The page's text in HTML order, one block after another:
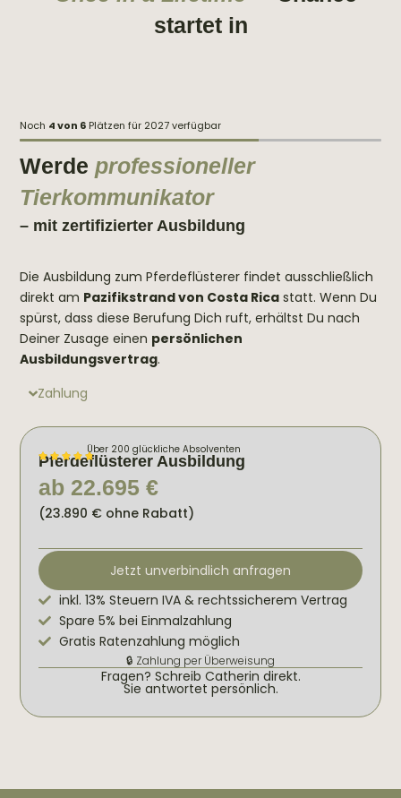
startet in
Noch 4 von 6 Plätzen für 2027 verfügbar
Werdeprofessioneller
Tierkommunikator
– mit zertifizierter Ausbildung
Die Ausbildung zum Pferdeflüsterer findet ausschließlich
direkt am Pazifikstrand von Costa Rica statt.Wenn Du
spürst, dass diese Berufung Dich ruft, erhältst Du nach
Deiner Zusage einen persönlichen
Ausbildungsvertrag.
Zahlung
Über 200 glückliche Absolventen
Pferdeflüsterer Ausbildung
ab 22.695 €
(23.890 € ohne Rabatt)
Jetzt unverbindlich anfragen
inkl. 13% Steuern IVA & rechtssicherem Vertrag
Spare 5% bei Einmalzahlung
Gratis Ratenzahlung möglich
🔒 Zahlung per Überweisung
Fragen? Schreib Catherin direkt.
Sie antwortet persönlich.